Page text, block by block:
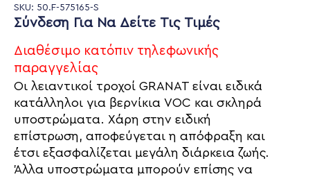
SKU: 50.F-575165-S
Σύνδεση Για Να Δείτε Τις Τιμές
Διαθέσιμο κατόπιν τηλεφωνικής
παραγγελίας
Οι λειαντικοί τροχοί GRANAT είναι ειδικά
κατάλληλοι για βερνίκια VOC και σκληρά
υποστρώματα. Χάρη στην ειδική
επίστρωση, αποφεύγεται η απόφραξη και
έτσι εξασφαλίζεται μεγάλη διάρκεια ζωής.
Άλλα υποστρώματα μπορούν επίσης να